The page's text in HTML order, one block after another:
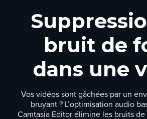
bruit de
dans une
Vos vidéos sont gâchées par un
bruyant ? L’optimisation audio
Camtasia Editor élimine les bruits